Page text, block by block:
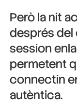
Però la nit
després del
session
permetent
connectin
autèntica.